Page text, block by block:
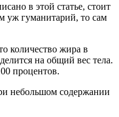
в этой статье, стоит
уж гуманитарий, то сам
количество жира в
на общий вес тела.
процентов.
небольшом содержании